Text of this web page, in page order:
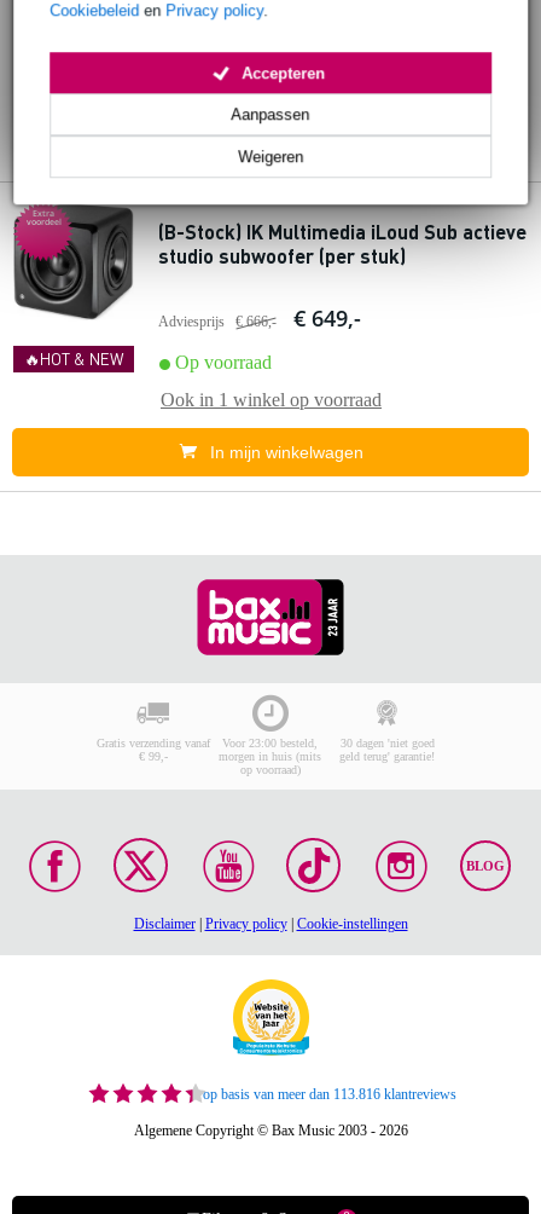
Cookiebeleid en Privacy policy.
Weigeren
Aanpassen
Accepteren
Extra
voordeel
🔥HOT & NEW
(B-Stock) IK Multimedia iLoud Sub actieve
studio subwoofer (per stuk)
Adviesprijs € 666,- € 649,-
Op voorraad
Ook in 1 winkel op voorraad
In mijn winkelwagen
Gratis verzending vanaf
€ 99,-
Voor 23:00 besteld,
morgen in huis (mits
op voorraad)
30 dagen 'niet goed
geld terug' garantie!
BLOG
Disclaimer| Privacy policy| Cookie-instellingen
op basis van meer dan 113.816 klantreviews
Algemene Copyright © Bax Music 2003 - 2026